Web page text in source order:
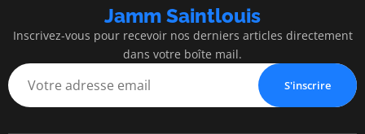
Jamm Saintlouis
Inscrivez-vous pour recevoir nos derniers articles directement
dans votre boîte mail.
S'inscrire